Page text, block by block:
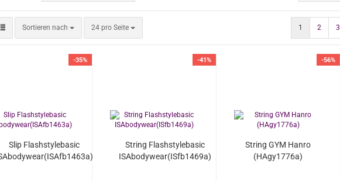
Sortieren nach
Sortieren nach 24 pro Seite
pro Seite 1 2 3
-35%
Slip Flashstylebasic
-41%
String Flashstylebasic
ISAbodywear(ISfb1469a)
-56%
String GYM Hanro
(HAgy1776a)